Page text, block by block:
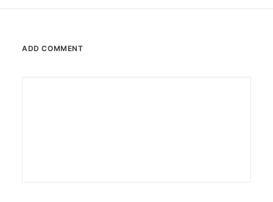
ADD COMMENT